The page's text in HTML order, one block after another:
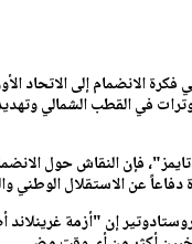
فكرة الانضمام إلى الاتحاد
في القطب الشمالي
فإن النقاش حول
عن الاستقلال الوطني
إن "أزمة